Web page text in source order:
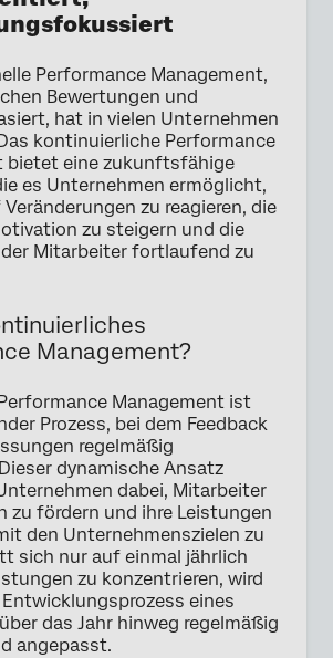
Performance Management,
Bewertungen und
hat in vielen Unternehmen
kontinuierliche Performance
bietet eine zukunftsfähige
es Unternehmen ermöglicht,
zu reagieren, die
zu steigern und die
Mitarbeiter fortlaufend zu
Management?
Management ist
Prozess, bei dem Feedback
regelmäßig
dynamische Ansatz
dabei, Mitarbeiter
zu fördern und ihre Leistungen
den Unternehmenszielen zu
sich nur auf einmal jährlich
zu konzentrieren, wird
eines
das Jahr hinweg regelmäßig
angepasst.